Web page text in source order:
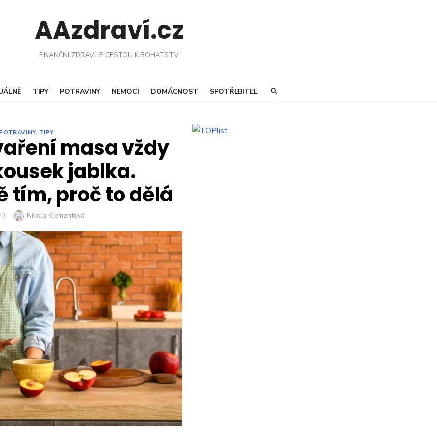
AAzdraví.cz
FINANČNÍ ZDRAVÍ JE CESTOU K BOHATSTVÍ
TIPY POTRAVINY NEMOCI DOMÁCNOST SPOTŘEBITEL
, TIPY
masa vždy
jablka.
tím, proč to dělá
Author
Nikola Klementová